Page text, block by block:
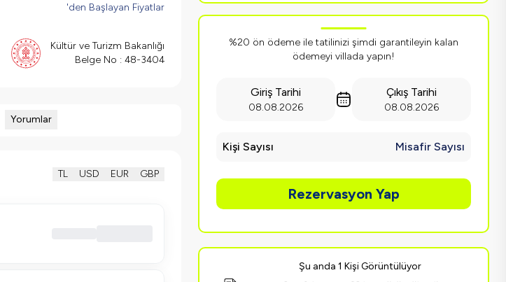
'den Başlayan Fiyatlar
Kültür ve Turizm Bakanlığı
Belge No : 48-3404
Yorumlar
TL USD EUR GBP
%20 ön ödeme ile tatilinizi şimdi garantileyin kalan
ödemeyi villada yapın!
Giriş Tarihi
08.08.2026
Çıkış Tarihi
08.08.2026
Kişi Sayısı Misafir Sayısı
Rezervasyon Yap
Şu anda 1 Kişi Görüntülüyor